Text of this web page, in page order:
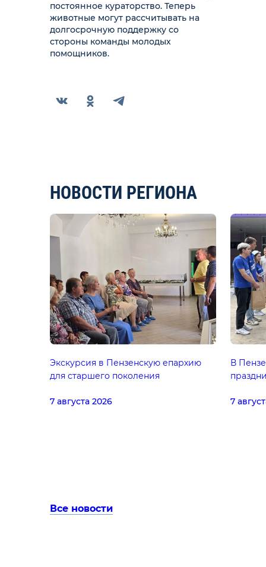
постоянное кураторство. Теперь
животные могут рассчитывать на
долгосрочную поддержку со
стороны команды молодых
помощников.
НОВОСТИ РЕГИОНА
Экскурсия в Пензенскую епархию
для старшего поколения
7 августа 2026
В
7
Все новости